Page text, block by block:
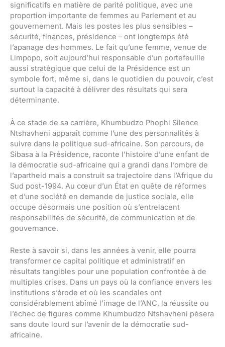
significatifs en matière de parité politique, avec une
proportion importante de femmes au Parlement et au
gouvernement. Mais les postes les plus sensibles –
sécurité, finances, présidence – ont longtemps été
l’apanage des hommes. Le fait qu’une femme, venue de
Limpopo, soit aujourd’hui responsable d’un portefeuille
aussi stratégique que celui de la Présidence est un
symbole fort, même si, dans le quotidien du pouvoir, c’est
surtout la capacité à délivrer des résultats qui sera
déterminante.
À ce stade de sa carrière, Khumbudzo Phophi Silence
Ntshavheni apparaît comme l’une des personnalités à
suivre dans la politique sud-africaine. Son parcours, de
Sibasa à la Présidence, raconte l’histoire d’une enfant de
la démocratie sud-africaine qui a grandi dans l’ombre de
l’apartheid mais a construit sa trajectoire dans l’Afrique du
Sud post-1994. Au cœur d’un État en quête de réformes
et d’une société en demande de justice sociale, elle
occupe désormais une position où s’entrelacent
responsabilités de sécurité, de communication et de
gouvernance.
Reste à savoir si, dans les années à venir, elle pourra
transformer ce capital politique et administratif en
résultats tangibles pour une population confrontée à de
multiples crises. Dans un pays où la confiance envers les
institutions s’érode et où les scandales ont
considérablement abîmé l’image de l’ANC, la réussite ou
l’échec de figures comme Khumbudzo Ntshavheni pèsera
sans doute lourd sur l’avenir de la démocratie sud-
africaine.